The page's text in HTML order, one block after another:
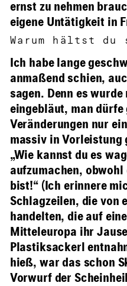
ernst zu nehmen
eigene Untätigkeit in
Warum hältst
Ich habe lange
anmaßend schien,
sagen. Denn es
eingebläut, man
Veränderungen nur
massiv in Vorleistung
„Wie kannst du es
aufzumachen,
bist!“ (Ich erinnere
Schlagzeilen, die von
handelten, die auf
Mitteleuropa ihr
Plastiksackerl
hieß, war das schon
Vorwurf der